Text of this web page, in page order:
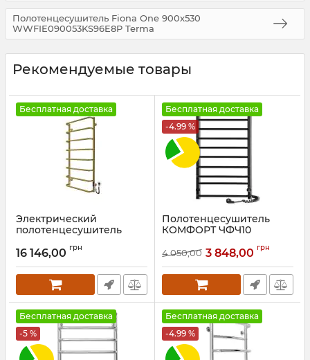
Полотенцесушитель Fiona One 900х530
WWFIE090053KS96E8P Terma
Рекомендуемые товары
Бесплатная доставка
Электрический
полотенцесушитель
1090х530/150 TR К золото
Артикул:2.3.0217.10.P-G
16 146,00 грн
Бесплатная доставка
-4.99 %
Полотенцесушитель
КОМФОРТ ЧФЧ10
мат
Артикул:73207639
4 050,00 3 848,00 грн
Бесплатная доставка
-5 %
Бесплатная доставка
-4.99 %